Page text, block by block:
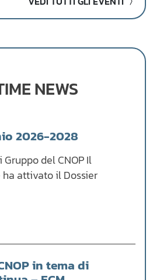
NEWS
2026-2028
del CNOP Il
attivato il Dossier
in tema di